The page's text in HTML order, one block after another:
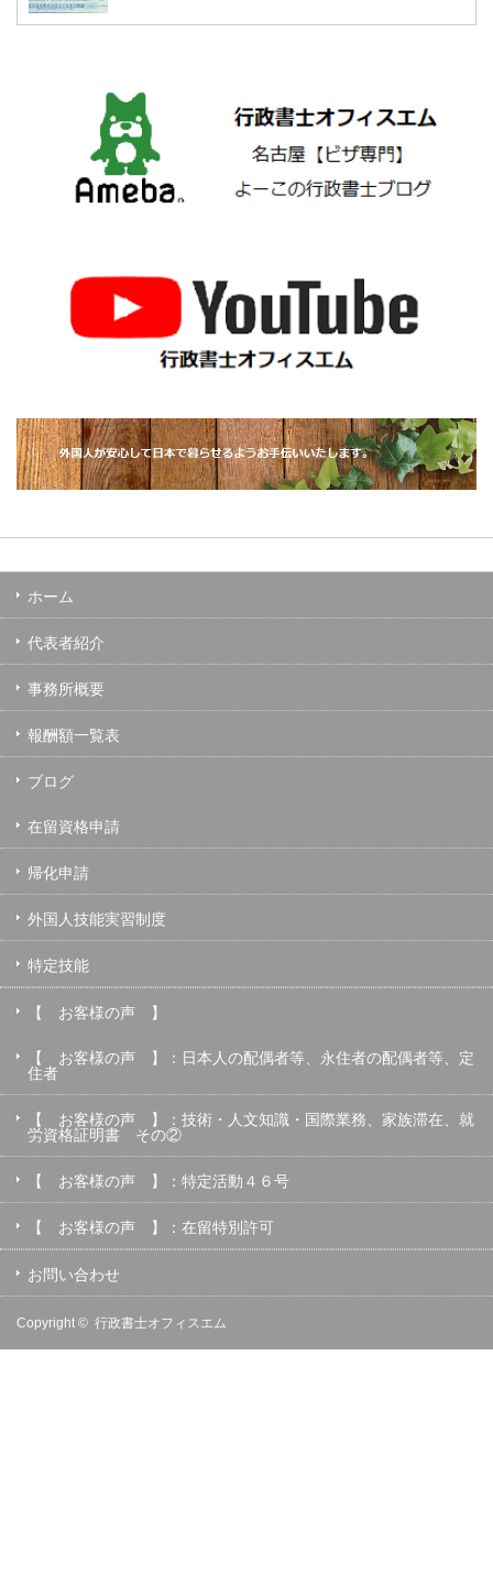
ホーム
代表者紹介
事務所概要
報酬額一覧表
ブログ
在留資格申請
帰化申請
外国人技能実習制度
特定技能
【 お客様の声 】
【 お客様の声 】：日本人の配偶者等、永住者の配偶者等、定
住者
【 お客様の声 】：技術・人文知識・国際業務、家族滞在、就
労資格証明書 その②
【 お客様の声 】：特定活動４６号
【 お客様の声 】：在留特別許可
お問い合わせ
Copyright © 行政書士オフィスエム